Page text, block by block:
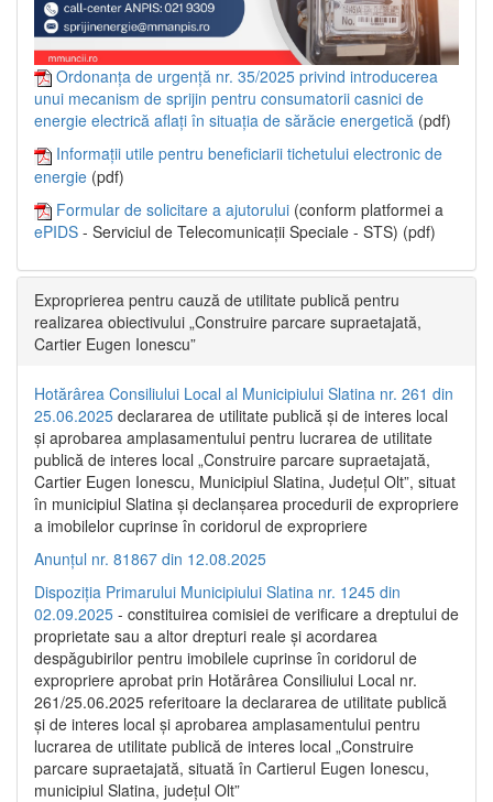
Ordonanța de urgență nr. 35/2025 privind introducerea
unui mecanism de sprijin pentru consumatorii casnici de
energie electrică aflați în situația de sărăcie energetică (pdf)
Informații utile pentru beneficiarii tichetului electronic de
energie (pdf)
Formular de solicitare a ajutorului (conform platformei a
ePIDS - Serviciul de Telecomunicații Speciale - STS) (pdf)
Exproprierea pentru cauză de utilitate publică pentru
realizarea obiectivului „Construire parcare supraetajată,
Cartier Eugen Ionescu”
Hotărârea Consiliului Local al Municipiului Slatina nr. 261 din
25.06.2025 declararea de utilitate publică și de interes local
și aprobarea amplasamentului pentru lucrarea de utilitate
publică de interes local „Construire parcare supraetajată,
Cartier Eugen Ionescu, Municipiul Slatina, Județul Olt”, situat
în municipiul Slatina și declanșarea procedurii de expropriere
a imobilelor cuprinse în coridorul de expropriere
Anunțul nr. 81867 din 12.08.2025
Dispoziția Primarului Municipiului Slatina nr. 1245 din
02.09.2025 - constituirea comisiei de verificare a dreptului de
proprietate sau a altor drepturi reale și acordarea
despăgubirilor pentru imobilele cuprinse în coridorul de
expropriere aprobat prin Hotărârea Consiliului Local nr.
261/25.06.2025 referitoare la declararea de utilitate publică
și de interes local și aprobarea amplasamentului pentru
lucrarea de utilitate publică de interes local „Construire
parcare supraetajată, situată în Cartierul Eugen Ionescu,
municipiul Slatina, județul Olt”